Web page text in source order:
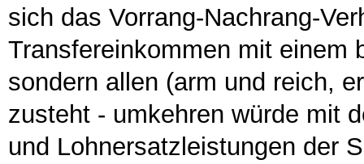
sich das Vorrang-Nachrang-
Transfereinkommen mit einem
sondern allen (arm und reich,
zusteht - umkehren würde mit
und Lohnersatzleistungen der